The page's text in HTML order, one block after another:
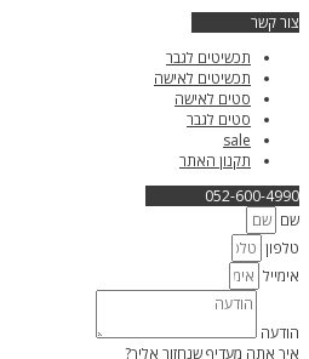
צור קשר
תכשיטים לגבר
תכשיטים לאישה
סטים לאישה
סטים לגבר
sale
תקנון האתר
052-600-4990
שם
טלפון
אימייל
הודעה
איך אתה מעדיף שנחזור אליך?